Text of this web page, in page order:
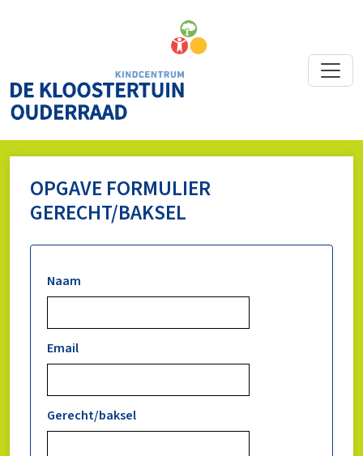
OPGAVE FORMULIER
GERECHT/BAKSEL
Naam
Email
Gerecht/baksel